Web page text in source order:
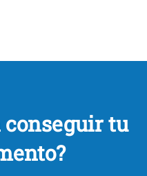
conseguir tu